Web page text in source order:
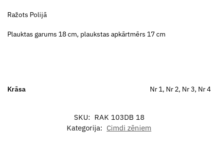
Ražots Polijā
Plauktas garums 18 cm, plaukstas apkārtmērs 17 cm
Krāsa Nr 1, Nr 2, Nr 3, Nr 4
SKU: RAK 103DB 18
Kategorija: Cimdi zēniem